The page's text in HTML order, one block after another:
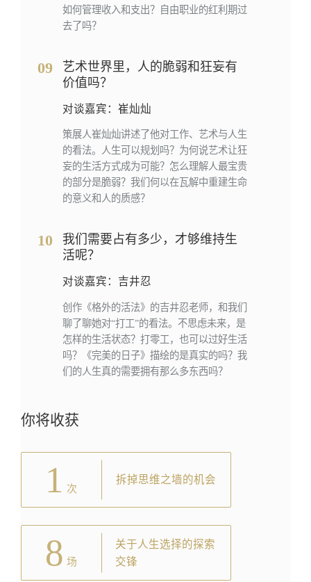
如何管理收入和支出？自由职业的红利期过
去了吗？
09
艺术世界里，人的脆弱和狂妄有
价值吗？
对谈嘉宾：崔灿灿
策展人崔灿灿讲述了他对工作、艺术与人生
的看法。人生可以规划吗？为何说艺术让狂
妄的生活方式成为可能？怎么理解人最宝贵
的部分是脆弱？我们何以在瓦解中重建生命
的意义和人的质感？
10
我们需要占有多少，才够维持生
活呢？
对谈嘉宾：吉井忍
创作《格外的活法》的吉井忍老师，和我们
聊了聊她对“打工”的看法。不思虑未来，是
怎样的生活状态？打零工，也可以过好生活
吗？《完美的日子》描绘的是真实的吗？我
们的人生真的需要拥有那么多东西吗？
你将收获
1 次
拆掉思维之墙的机会
8 场
关于人生选择的探索
交锋